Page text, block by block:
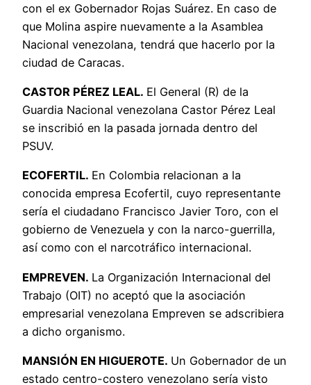
con el ex Gobernador Rojas Suárez. En caso de
que Molina aspire nuevamente a la Asamblea
Nacional venezolana, tendrá que hacerlo por la
ciudad de Caracas.
CASTOR PÉREZ LEAL. El General (R) de la
Guardia Nacional venezolana Castor Pérez Leal
se inscribió en la pasada jornada dentro del
PSUV.
ECOFERTIL. En Colombia relacionan a la
conocida empresa Ecofertil, cuyo representante
sería el ciudadano Francisco Javier Toro, con el
gobierno de Venezuela y con la narco-guerrilla,
así como con el narcotráfico internacional.
EMPREVEN. La Organización Internacional del
Trabajo (OIT) no aceptó que la asociación
empresarial venezolana Empreven se adscribiera
a dicho organismo.
MANSIÓN EN HIGUEROTE. Un Gobernador de un
estado centro-costero venezolano sería visto